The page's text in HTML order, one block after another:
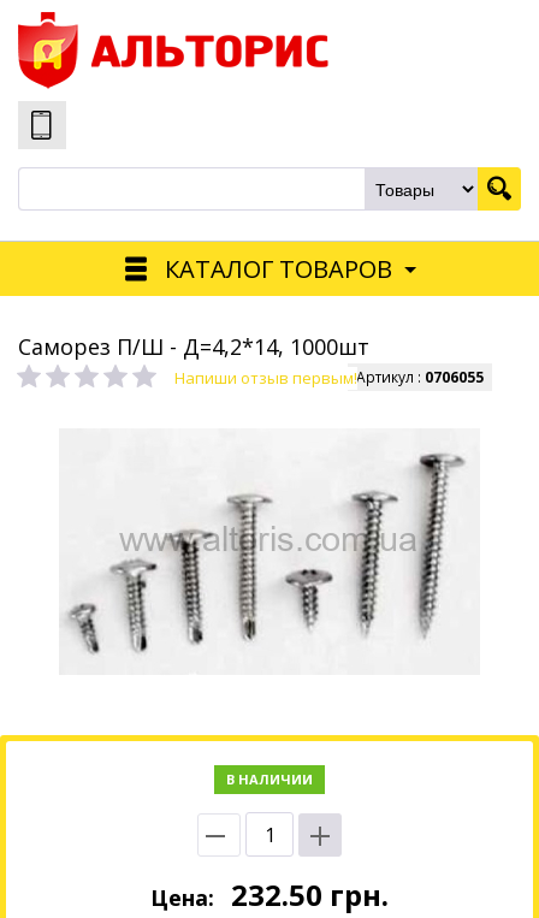
КАТАЛОГ ТОВАРОВ
Саморез П/Ш - Д=4,2*14, 1000шт
Напиши отзыв первым!Артикул : 0706055
В НАЛИЧИИ
Цена: 232.50 грн.